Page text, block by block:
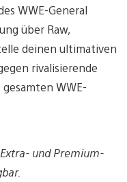
WWE-General
über Raw,
deinen ultimativen
rivalisierende
WWE-
und Premium-